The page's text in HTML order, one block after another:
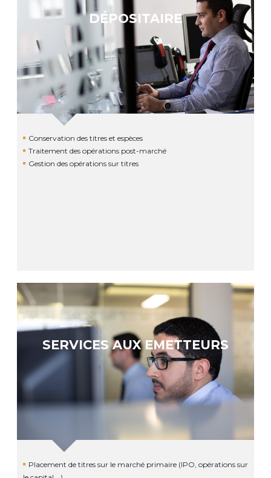
DÉPOSITAIRE
Conservation des titres et espèces
Traitement des opérations post-marché
Gestion des opérations sur titres
SERVICES AUX EMETTEURS
Placement de titres sur le marché primaire (IPO, opérations sur